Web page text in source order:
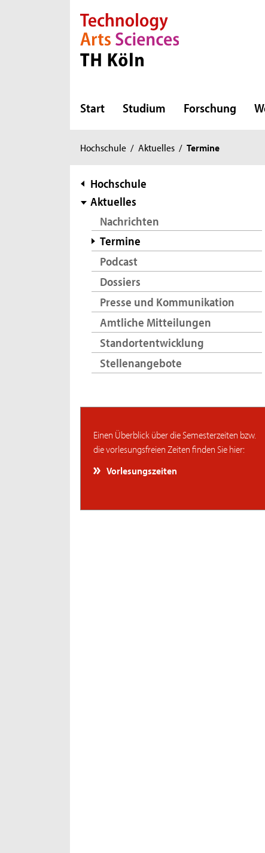
Direkt zur Hauptnavigation
Direkt zur Subnavigation
Direkt zum Inhalt
Direkt zum Fußbereich
Start Studium Forschung
Sie
hier:
Hochschule / Aktuelles / Termine
Subnavigation
Hochschule
Aktuelles
Nachrichten
Termine
Podcast
Dossiers
Presse und Kommunikation
Amtliche Mitteilungen
Standortentwicklung
Stellenangebote
Einen Überblick über die Semesterzeiten bzw.
die vorlesungsfreien Zeiten finden Sie hier:
Vorlesungszeiten